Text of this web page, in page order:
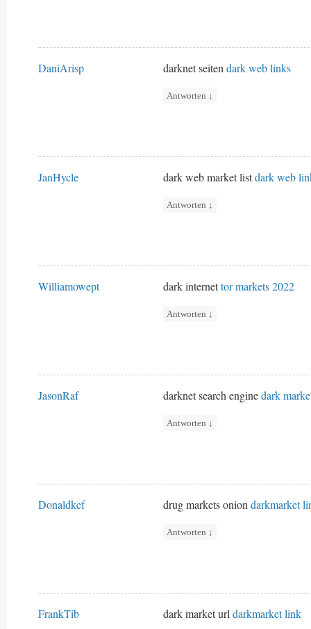
DaniArisp darknet seitendark web links
Antworten ↓
JanHycle dark web market listdark web
Antworten ↓
Williamowept dark internettor markets 2022
Antworten ↓
JasonRaf darknet search enginedark
Antworten ↓
Donaldkef drug markets oniondarkmarket
Antworten ↓
FrankTib dark market urldarkmarket link